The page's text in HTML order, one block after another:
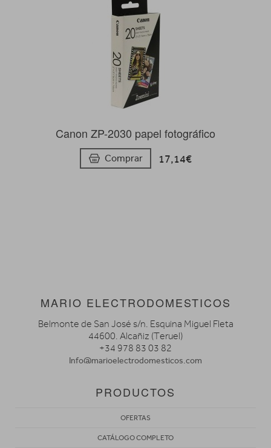
Canon ZP-2030 papel fotográfico
Comprar 17,14€
MARIO ELECTRODOMESTICOS
Belmonte de San José s/n. Esquina Miguel Fleta
44600. Alcañiz (Teruel)
+34 978 83 03 82
Info@marioelectrodomesticos.com
PRODUCTOS
OFERTAS
CATÁLOGO COMPLETO